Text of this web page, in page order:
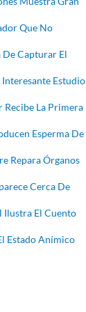
Que No
De Capturar El
Interesante Estudio
Recibe La Primera
Esperma De
Repara Órganos
Cerca De
El Cuento
Estado Anímico